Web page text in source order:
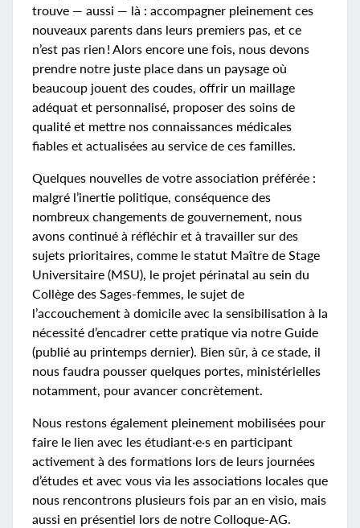
trouve — aussi — là : accompagner pleinement ces
nouveaux parents dans leurs premiers pas, et ce
n’est pas rien ! Alors encore une fois, nous devons
prendre notre juste place dans un paysage où
beaucoup jouent des coudes, offrir un maillage
adéquat et personnalisé, proposer des soins de
qualité et mettre nos connaissances médicales
fiables et actualisées au service de ces familles.
Quelques nouvelles de votre association préférée :
malgré l’inertie politique, conséquence des
nombreux changements de gouvernement, nous
avons continué à réfléchir et à travailler sur des
sujets prioritaires, comme le statut Maître de Stage
Universitaire (MSU), le projet périnatal au sein du
Collège des Sages-femmes, le sujet de
l’accouchement à domicile avec la sensibilisation à la
nécessité d’encadrer cette pratique via notre Guide
(publié au printemps dernier). Bien sûr, à ce stade, il
nous faudra pousser quelques portes, ministérielles
notamment, pour avancer concrètement.
Nous restons également pleinement mobilisées pour
faire le lien avec les étudiant·e·s en participant
activement à des formations lors de leurs journées
d’études et avec vous via les associations locales que
nous rencontrons plusieurs fois par an en visio, mais
aussi en présentiel lors de notre Colloque-AG.